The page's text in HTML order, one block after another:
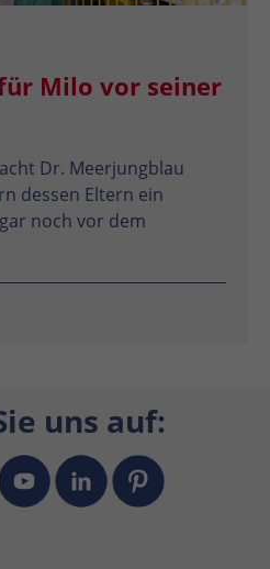
Milo vor seiner
Dr. Meerjungblau
dessen Eltern ein
noch vor dem
uns auf: